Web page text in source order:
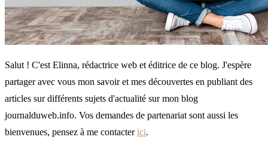
Salut ! C'est Elinna, rédactrice web et éditrice de ce blog. J'espère
partager avec vous mon savoir et mes découvertes en publiant des
articles sur différents sujets d'actualité sur mon blog
journalduweb.info. Vos demandes de partenariat sont aussi les
bienvenues, pensez à me contacterici.